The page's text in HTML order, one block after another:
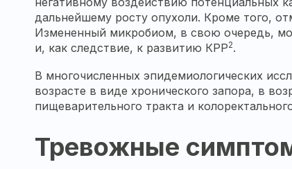
дальнейшему росту опухоли. Кроме того,
Измененный микробиом, в свою очередь,
и, как следствие, к развитию КРР2.
В многочисленных эпидемиологических
возрасте в виде хронического запора, в
пищеварительного тракта и
Тревожные